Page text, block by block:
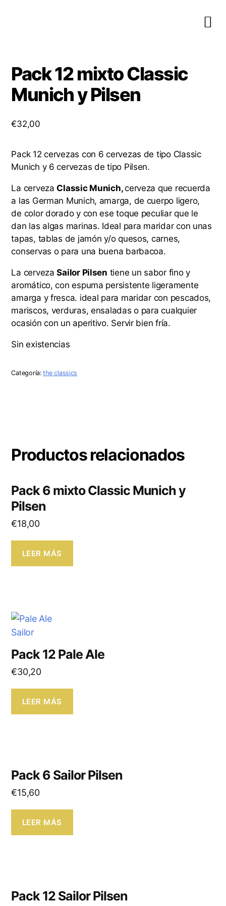
Pack 12 mixto Classic
Munich y Pilsen
€32,00
Pack 12 cervezas con 6 cervezas de tipo Classic
Munich y 6 cervezas de tipo Pilsen.
La cervezaClassic Munich,cerveza que recuerda
a las German Munich, amarga, de cuerpo ligero,
de color dorado y con ese toque peculiar que le
dan las algas marinas. Ideal para maridar con unas
tapas, tablas de jamón y/o quesos, carnes,
conservas o para una buena barbacoa.
La cervezaSailor Pilsen tiene un sabor fino y
aromático, con espuma persistente ligeramente
amarga y fresca. ideal para maridar con pescados,
mariscos, verduras, ensaladas o para cualquier
ocasión con un aperitivo. Servir bien fría.
Sin existencias
Categoría:the classics
Productos relacionados
Pack 6 mixto Classic Munich y
Pilsen
€18,00
LEER MÁS
Pack 12 Pale Ale
€30,20
LEER MÁS
Pack 6 Sailor Pilsen
€15,60
LEER MÁS
Pack 12 Sailor Pilsen